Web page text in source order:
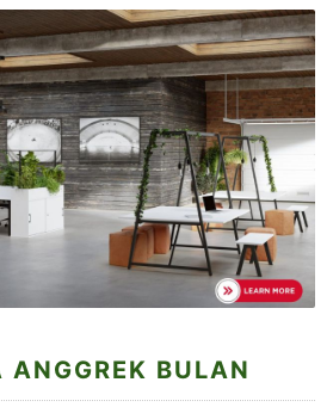
ANGGREK BULAN